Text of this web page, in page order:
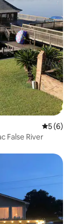
5 (6)
False River